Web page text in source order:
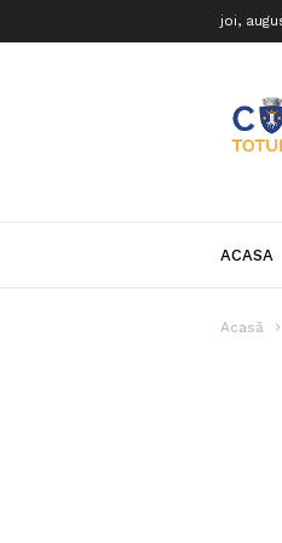
joi,
Info
ACASA
Acasă